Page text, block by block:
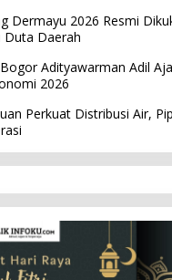
Dermayu 2026 Resmi
Duta Daerah
Adityawarman Adil
2026
Perkuat Distribusi Air,